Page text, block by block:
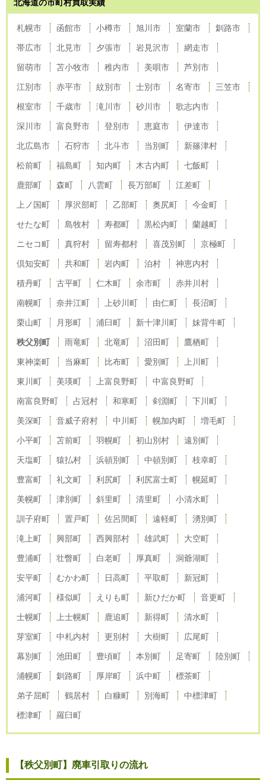
北海道の市町村買取実績
札幌市 函館市 小樽市 旭川市 室蘭市 釧路市
帯広市 北見市 夕張市 岩見沢市 網走市
留萌市 苫小牧市 稚内市 美唄市 芦別市
江別市 赤平市 紋別市 士別市 名寄市 三笠市
根室市 千歳市 滝川市 砂川市 歌志内市
深川市 富良野市 登別市 恵庭市 伊達市
北広島市 石狩市 北斗市 当別町 新篠津村
松前町 福島町 知内町 木古内町 七飯町
鹿部町 森町 八雲町 長万部町 江差町
上ノ国町 厚沢部町 乙部町 奥尻町 今金町
せたな町 島牧村 寿都町 黒松内町 蘭越町
ニセコ町 真狩村 留寿都村 喜茂別町 京極町
倶知安町 共和町 岩内町 泊村 神恵内村
積丹町 古平町 仁木町 余市町 赤井川村
南幌町 奈井江町 上砂川町 由仁町 長沼町
栗山町 月形町 浦臼町 新十津川町 妹背牛町
秩父別町 雨竜町 北竜町 沼田町 鷹栖町
東神楽町 当麻町 比布町 愛別町 上川町
東川町 美瑛町 上富良野町 中富良野町
南富良野町 占冠村 和寒町 剣淵町 下川町
美深町 音威子府村 中川町 幌加内町 増毛町
小平町 苫前町 羽幌町 初山別村 遠別町
天塩町 猿払村 浜頓別町 中頓別町 枝幸町
豊富町 礼文町 利尻町 利尻富士町 幌延町
美幌町 津別町 斜里町 清里町 小清水町
訓子府町 置戸町 佐呂間町 遠軽町 湧別町
滝上町 興部町 西興部村 雄武町 大空町
豊浦町 壮瞥町 白老町 厚真町 洞爺湖町
安平町 むかわ町 日高町 平取町 新冠町
浦河町 様似町 えりも町 新ひだか町 音更町
士幌町 上士幌町 鹿追町 新得町 清水町
芽室町 中札内村 更別村 大樹町 広尾町
幕別町 池田町 豊頃町 本別町 足寄町 陸別町
浦幌町 釧路町 厚岸町 浜中町 標茶町
弟子屈町 鶴居村 白糠町 別海町 中標津町
標津町 羅臼町
【秩父別町】廃車引取りの流れ